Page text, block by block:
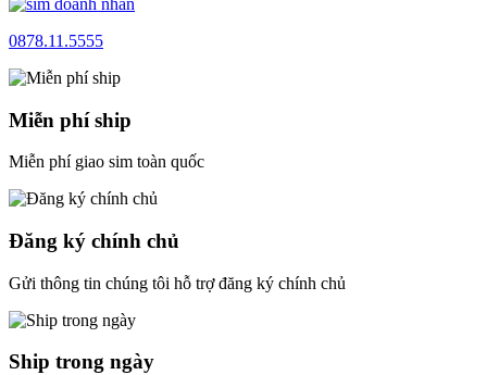
0878.11.5555
Miễn phí ship
Miễn phí giao sim toàn quốc
Đăng ký chính chủ
Gửi thông tin chúng tôi hỗ trợ đăng ký chính chủ
Ship trong ngày